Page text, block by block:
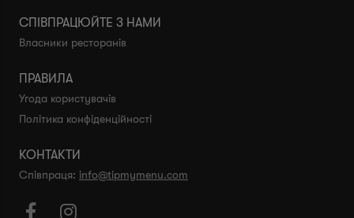
 
СПІВПРАЦЮЙТЕ З НАМИ
Власники ресторанів
ПРАВИЛА
Угода користувачів
Політика конфіденційності
КОНТАКТИ
Співпраця: info@tipmymenu.com